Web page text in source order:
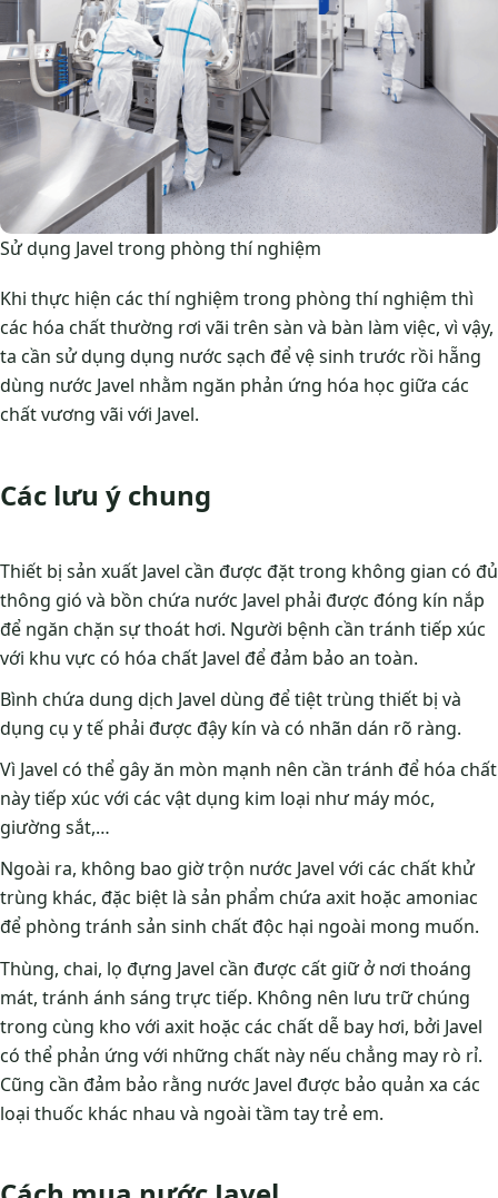
Sử dụng Javel trong phòng thí nghiệm
Khi thực hiện các thí nghiệm trong phòng thí nghiệm thì
các hóa chất thường rơi vãi trên sàn và bàn làm việc, vì vậy,
ta cần sử dụng dụng nước sạch để vệ sinh trước rồi hẵng
dùng nước Javel nhằm ngăn phản ứng hóa học giữa các
chất vương vãi với Javel.
Các lưu ý chung
Thiết bị sản xuất Javel cần được đặt trong không gian có đủ
thông gió và bồn chứa nước Javel phải được đóng kín nắp
để ngăn chặn sự thoát hơi. Người bệnh cần tránh tiếp xúc
với khu vực có hóa chất Javel để đảm bảo an toàn.
Bình chứa dung dịch Javel dùng để tiệt trùng thiết bị và
dụng cụ y tế phải được đậy kín và có nhãn dán rõ ràng.
Vì Javel có thể gây ăn mòn mạnh nên cần tránh để hóa chất
này tiếp xúc với các vật dụng kim loại như máy móc,
giường sắt,…
Ngoài ra, không bao giờ trộn nước Javel với các chất khử
trùng khác, đặc biệt là sản phẩm chứa axit hoặc amoniac
để phòng tránh sản sinh chất độc hại ngoài mong muốn.
Thùng, chai, lọ đựng Javel cần được cất giữ ở nơi thoáng
mát, tránh ánh sáng trực tiếp. Không nên lưu trữ chúng
trong cùng kho với axit hoặc các chất dễ bay hơi, bởi Javel
có thể phản ứng với những chất này nếu chẳng may rò rỉ.
Cũng cần đảm bảo rằng nước Javel được bảo quản xa các
loại thuốc khác nhau và ngoài tầm tay trẻ em.